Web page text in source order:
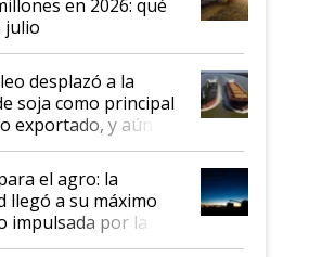
en 2026: qué
julio
desplazó a la
soja como principal
exportado, y aún así
casi seis de cada
y sostuvo el
en un semestre
el agro: la
llegó a su máximo
impulsada por la
y las exportaciones